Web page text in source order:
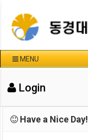
MENU
Login
Have a Nice Day!